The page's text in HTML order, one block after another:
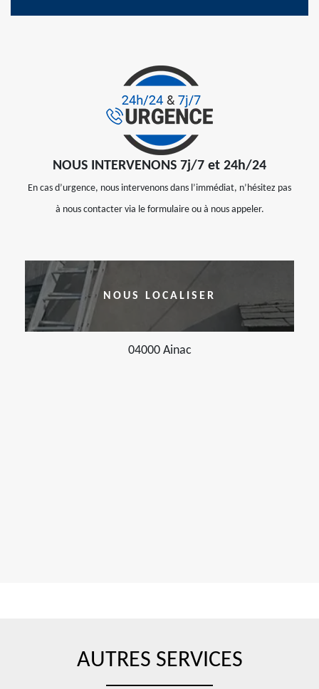
NOUS INTERVENONS 7j/7 et 24h/24
En cas d’urgence, nous intervenons dans l’immédiat, n’hésitez pas
à nous contacter via le formulaire ou à nous appeler.
NOUS LOCALISER
04000 Ainac
AUTRES SERVICES